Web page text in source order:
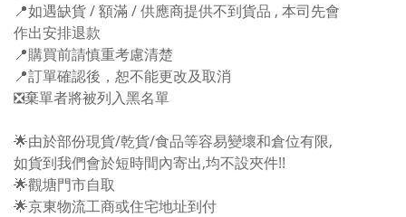
📍如遇缺貨 / 額滿 / 供應商提供不到貨品 , 本司先會
作出安排退款
📍購買前請慎重考慮清楚
📍訂單確認後，恕不能更改及取消
❎棄單者將被列入黑名單
🌟由於部份現貨/乾貨/食品等容易變壞和倉位有限,
如貨到我們會於短時間內寄出,均不設夾件!!
🌟觀塘門市自取
🌟京東物流工商或住宅地址到付